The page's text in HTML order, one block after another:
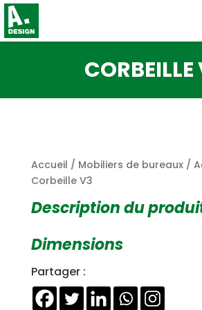
CORBEILLE
Accueil / Mobiliers de bureaux/
Corbeille V3
Description du
Dimensions
Partager :